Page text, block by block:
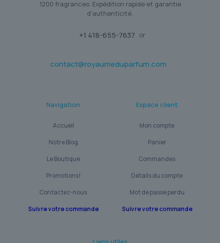
1200 fragrances. Expédition rapide et garantie
d'authenticité.
+1 418-655-7637 or
contact@royaumeduparfum.com
Navigation
Accueil
Notre Blog
Le Boutique
Promotions!
Contactez-nous
Suivre votre commande
Espace client
Mon compte
Panier
Commandes
Détails du compte
Mot de passe perdu
Suivre votre commande